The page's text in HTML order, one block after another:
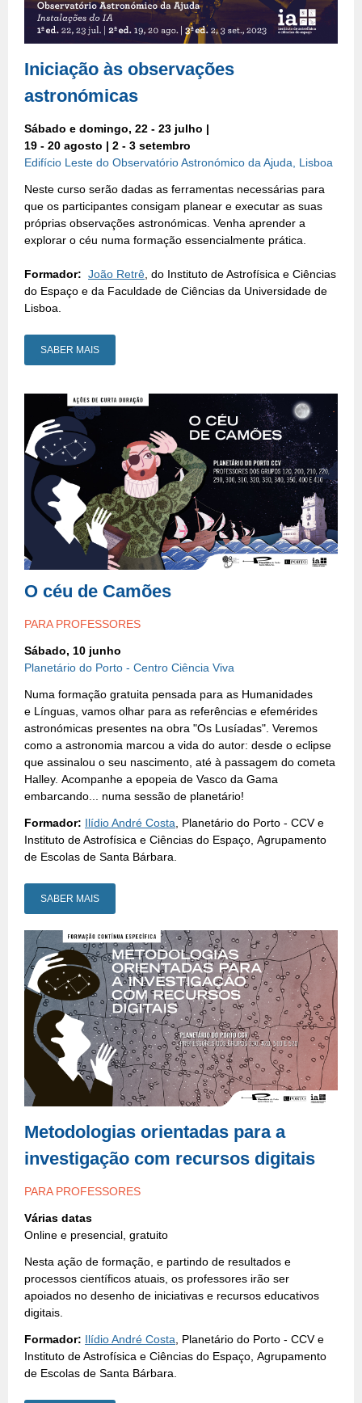
Iniciação às observações
astronómicas
Sábado e domingo, 22 - 23 julho |
19 - 20 agosto | 2 - 3 setembro
Edifício Leste do Observatório Astronómico da Ajuda, Lisboa
Neste curso serão dadas as ferramentas necessárias para
que os participantes consigam planear e executar as suas
próprias observações astronómicas. Venha aprender a
explorar o céu numa formação essencialmente prática.
Formador: João Retrê , do Instituto de Astrofísica e Ciências
do Espaço e da Faculdade de Ciências da Universidade de
Lisboa.
SABER MAIS
O céu de Camões
PARA PROFESSORES
Sábado, 10 junho
Planetário do Porto - Centro Ciência Viva
Numa formação gratuita pensada para as Humanidades
e Línguas, vamos olhar para as referências e efemérides
astronómicas presentes na obra "Os Lusíadas". Veremos
como a astronomia marcou a vida do autor: desde o eclipse
que assinalou o seu nascimento, até à passagem do cometa
Halley. Acompanhe a epopeia de Vasco da Gama
embarcando... numa sessão de planetário!
Formador: Ilídio André Costa , Planetário do Porto - CCV e
Instituto de Astrofísica e Ciências do Espaço, Agrupamento
de Escolas de Santa Bárbara.
SABER MAIS
Metodologias orientadas para a
investigação com recursos digitais
PARA PROFESSORES
Várias datas
Online e presencial, gratuito
Nesta ação de formação, e partindo de resultados e
processos científicos atuais, os professores irão ser
apoiados no desenho de iniciativas e recursos educativos
digitais.
Formador: Ilídio André Costa , Planetário do Porto - CCV e
Instituto de Astrofísica e Ciências do Espaço, Agrupamento
de Escolas de Santa Bárbara.